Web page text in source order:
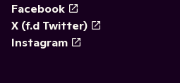
Facebook
X (f.d Twitter)
Instagram